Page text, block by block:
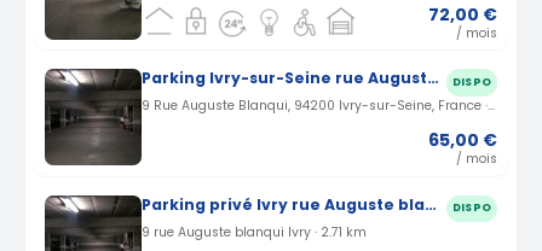
72,00 €
/ mois
Parking Ivry-sur-Seine rue Auguste Blanqui (94) DISPO
9 Rue Auguste Blanqui, 94200 Ivry-sur-Seine, France · 2.71 km
65,00 €
/ mois
Parking privé Ivry rue Auguste blanqui (94) DISPO
9 rue Auguste blanqui Ivry · 2.71 km